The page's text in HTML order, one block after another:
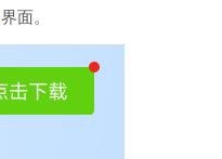
界面。